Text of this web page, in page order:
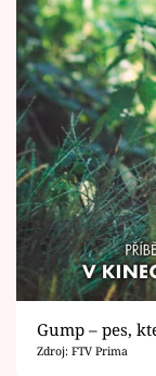
Gump – pes,
Zdroj: FTV Prima